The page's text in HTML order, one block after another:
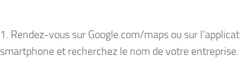
1. Rendez-vous sur Google.com/maps ou sur
smartphone et recherchez le nom de votre entreprise.